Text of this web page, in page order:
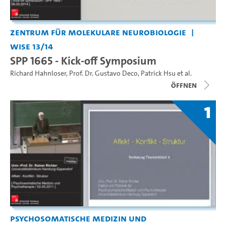
Zentrum für Molekulare Neurobiologie
WiSe 13/14
SPP 1665 - Kick-off Symposium
Richard Hahnloser, Prof. Dr. Gustavo Deco, Patrick Hsu et al.
Öffnen
1
Psychosomatische Medizin und